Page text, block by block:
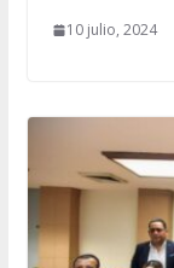
10 julio, 2024